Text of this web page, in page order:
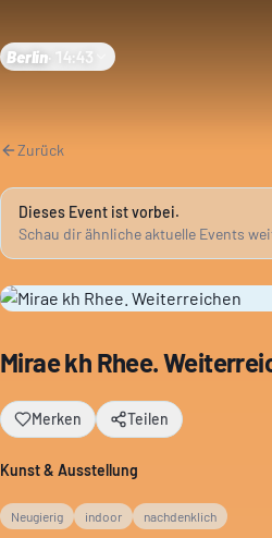
Berlin 14:43
Zurück
Dieses Event ist vorbei.
Schau dir ähnliche aktuelle Events
Mirae kh Rhee.
Merken Teilen
Kunst & Ausstellung
Neugierig indoor nachdenklich